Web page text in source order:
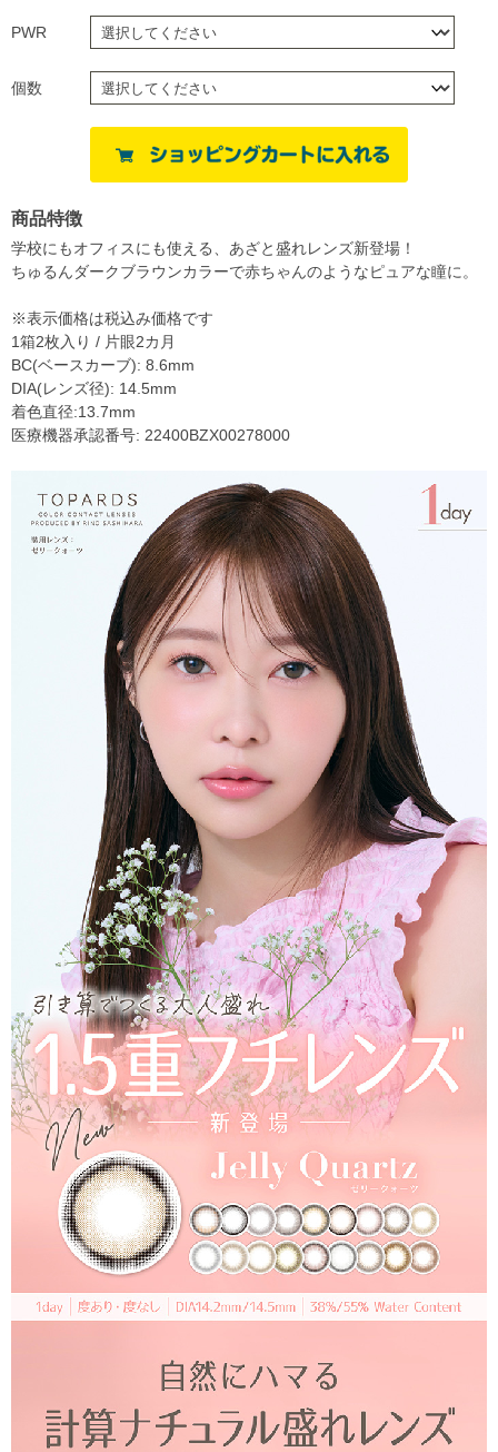
PWR
個数
商品特徴
学校にもオフィスにも使える、あざと盛れレンズ新登場！
ちゅるんダークブラウンカラーで赤ちゃんのようなピュアな瞳に。
※表示価格は税込み価格です
1箱2枚入り / 片眼2カ月
BC(ベースカーブ): 8.6mm
DIA(レンズ径): 14.5mm
着色直径:13.7mm
医療機器承認番号: 22400BZX00278000